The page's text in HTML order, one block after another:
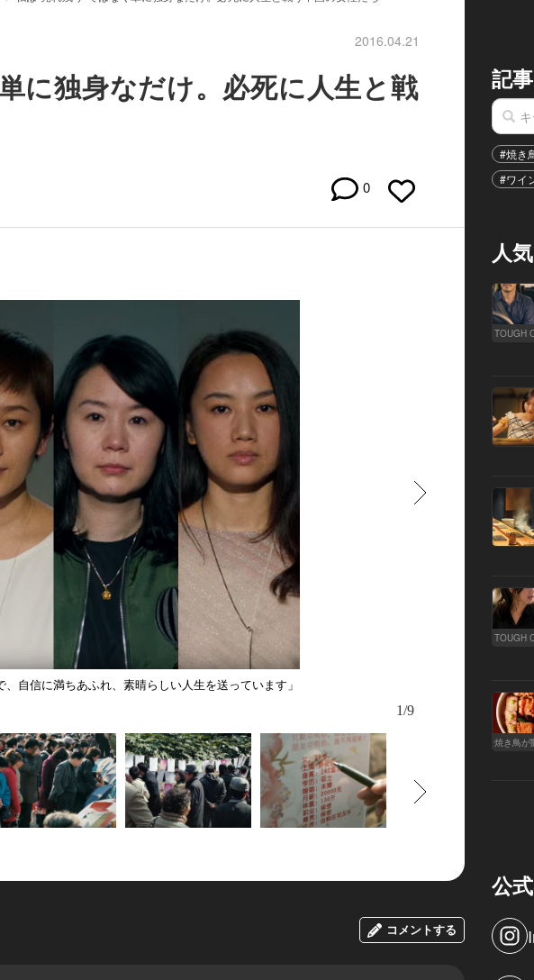
2016.04.21
に独身なだけ。必死に人生と戦
0
自信に満ちあふれ、素晴らしい人生を送っています」
1/9
コメントする
記
#焼き
#ワイ
人
TOUGH
TOUGH
公